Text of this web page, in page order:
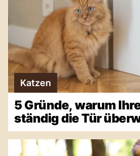
Katzen
5 Gründe, warum
ständig die Tür